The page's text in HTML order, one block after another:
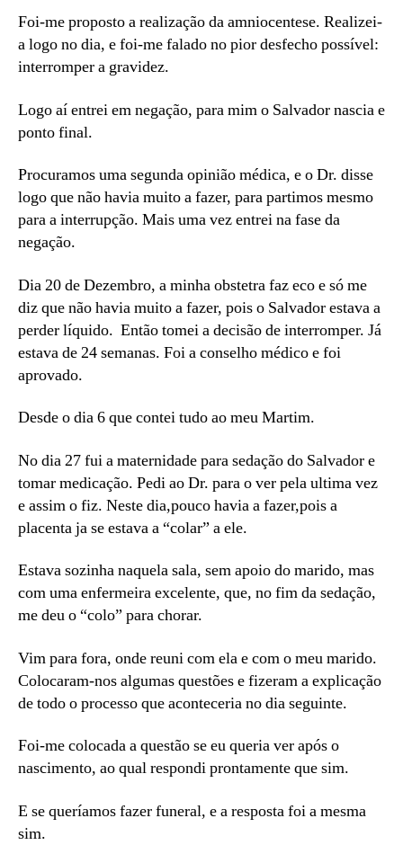
Foi-me proposto a realização da amniocentese. Realizei-
a logo no dia, e foi-me falado no pior desfecho possível:
interromper a gravidez.
Logo aí entrei em negação, para mim o Salvador nascia e
ponto final.
Procuramos uma segunda opinião médica, e o Dr. disse
logo que não havia muito a fazer, para partimos mesmo
para a interrupção. Mais uma vez entrei na fase da
negação.
Dia 20 de Dezembro, a minha obstetra faz eco e só me
diz que não havia muito a fazer, pois o Salvador estava a
perder líquido. Então tomei a decisão de interromper. Já
estava de 24 semanas. Foi a conselho médico e foi
aprovado.
Desde o dia 6 que contei tudo ao meu Martim.
No dia 27 fui a maternidade para sedação do Salvador e
tomar medicação. Pedi ao Dr. para o ver pela ultima vez
e assim o fiz. Neste dia,pouco havia a fazer,pois a
placenta ja se estava a “colar” a ele.
Estava sozinha naquela sala, sem apoio do marido, mas
com uma enfermeira excelente, que, no fim da sedação,
me deu o “colo” para chorar.
Vim para fora, onde reuni com ela e com o meu marido.
Colocaram-nos algumas questões e fizeram a explicação
de todo o processo que aconteceria no dia seguinte.
Foi-me colocada a questão se eu queria ver após o
nascimento, ao qual respondi prontamente que sim.
E se queríamos fazer funeral, e a resposta foi a mesma
sim.